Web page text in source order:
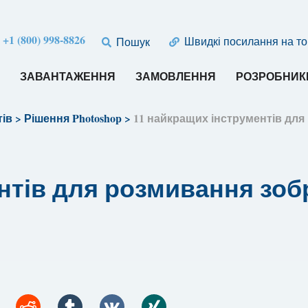
+1 (800) 998-8826 Пошук Швидкі посилання на
ЗАВАНТАЖЕННЯ ЗАМОВЛЕННЯ
> Рішення Photoshop> 11 найкращих інструментів
для розмивання